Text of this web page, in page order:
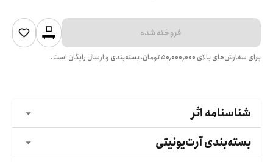
فروخته شده
برای سفارش‌های بالای ۵۰٬۰۰۰٬۰۰۰تومان، بسته‌بندی و ارسال رایگان است.
شناسنامه اثر
بسته‌بندی آرت‌یونیتی